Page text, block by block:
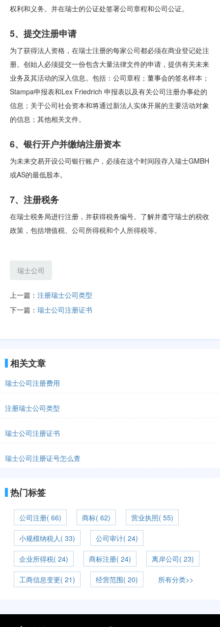
权利和义务。并在瑞士的公证处签署公司章程和公司公证。
5、提交注册申请
为了获得法人资格，在瑞士注册的每家公司都必须在商业登记处注
册。创始人必须提交一份包含大量法律文件的申请，提供有关未来
业务及其活动的深入信息。包括：公司章程；董事会的签名样本；
Stampa申报表和Lex Friedrich 申报表以及有关公司注册办事处的
信息；关于公司社会资本和将通过新法人实体开展的主要活动对象
的信息；其他相关文件。
6、银行开户并缴纳注册资本
为未来交易开设公司银行账户，必须在这个时间段存入瑞士GMBH
或AS的最低股本。
7、注册税务
在瑞士税务局进行注册，并获得税务编号。了解并遵守瑞士的税收
政策，包括增值税、公司所得税和个人所得税等。
瑞士公司
上一篇： 注册瑞士公司类型
下一篇： 瑞士公司注册证书
相关文章
瑞士公司注册费用
注册瑞士公司类型
瑞士公司注册证书
瑞士公司注册证号怎么查
热门标签
公司注册( 66) 商标( 62) 营业执照( 55)
小规模纳税人( 33) 公司审计( 24)
企业所得税( 24) 商标注册( 24) 离岸公司( 23)
工商信息变更( 21) 经营范围( 20) 所有分类>>